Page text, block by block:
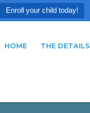
Enroll your child today!
HOME THE DETAILS